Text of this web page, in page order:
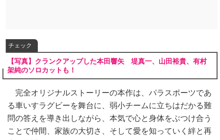
チェック
【写真】クランクアップした本田響矢 堤真一、山田裕貴、有村
架純のソロカットも！
完全オリジナルストーリーの本作は、パラスポーツであ
る車いすラグビーを舞台に、弱小チームに立ちはだかる難
問の答えを導き出しながら、本気で心と身体をぶつけ合う
ことで仲間、家族の大切さ、そして愛を知っていく絆と再